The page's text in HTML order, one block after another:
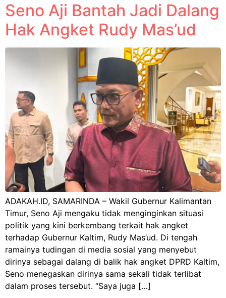
Seno Aji Bantah Jadi Dalang
Hak Angket Rudy Mas’ud
ADAKAH.ID, SAMARINDA – Wakil Gubernur Kalimantan
Timur, Seno Aji mengaku tidak menginginkan situasi
politik yang kini berkembang terkait hak angket
terhadap Gubernur Kaltim, Rudy Mas’ud. Di tengah
ramainya tudingan di media sosial yang menyebut
dirinya sebagai dalang di balik hak angket DPRD Kaltim,
Seno menegaskan dirinya sama sekali tidak terlibat
dalam proses tersebut. “Saya juga […]